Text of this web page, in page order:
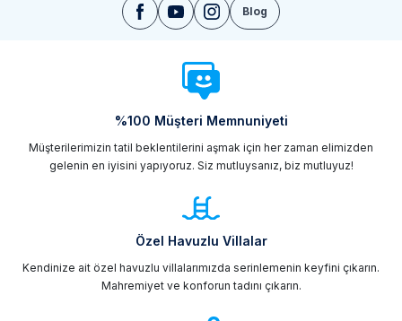
Blog
%100 Müşteri Memnuniyeti
Müşterilerimizin tatil beklentilerini aşmak için her zaman elimizden
gelenin en iyisini yapıyoruz. Siz mutluysanız, biz mutluyuz!
Özel Havuzlu Villalar
Kendinize ait özel havuzlu villalarımızda serinlemenin keyfini çıkarın.
Mahremiyet ve konforun tadını çıkarın.